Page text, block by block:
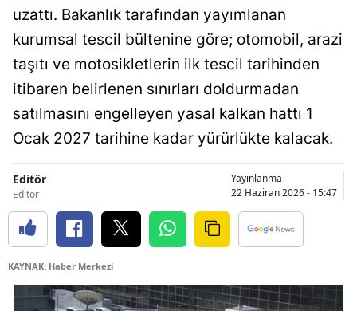
uzattı. Bakanlık tarafından yayımlanan
kurumsal tescil bültenine göre; otomobil, arazi
taşıtı ve motosikletlerin ilk tescil tarihinden
itibaren belirlenen sınırları doldurmadan
satılmasını engelleyen yasal kalkan hattı 1
Ocak 2027 tarihine kadar yürürlükte kalacak.
Editör
Editör
Yayınlanma
22 Haziran 2026 - 15:47
KAYNAK: Haber Merkezi